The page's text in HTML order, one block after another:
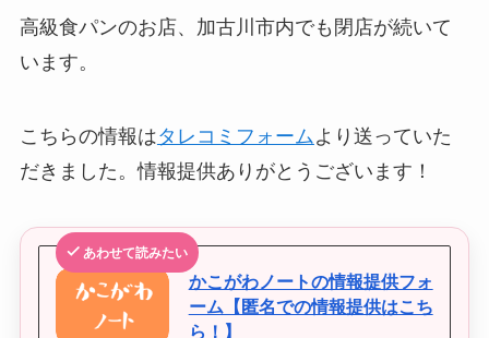
高級食パンのお店、加古川市内でも閉店が続いて
います。
こちらの情報はタレコミフォーム より送っていた
だきました。情報提供ありがとうございます！
あわせて読みたい
かこがわノートの情報提供フォ
ーム【匿名での情報提供はこち
ら！】